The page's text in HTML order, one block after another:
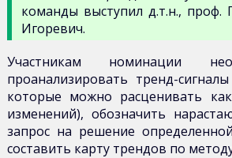
команды выступил д.т.н., проф.
Игоревич.
Участникам номинации
проанализировать тренд-
которые можно расценивать
изменений), обозначить
запрос на решение
составить карту трендов по